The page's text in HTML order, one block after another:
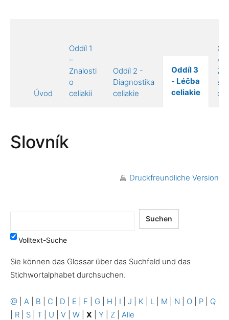
Úvod
Oddíl 1
–
Znalosti
o
celiakii
Oddíl 2 -
Diagnostika
celiakie
Oddíl 3
- Léčba
celiakie
4 –
s
Slovník
Druckfreundliche Version
Volltext-Suche
Sie können das Glossar über das Suchfeld und das
Stichwortalphabet durchsuchen.
@ A B C D E F G H I J K L M N O P
Q
R S T U V W X Y Z Alle